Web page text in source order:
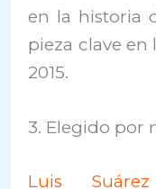
en la historia
pieza clave
2015.
3. Elegido por
Luis Suárez